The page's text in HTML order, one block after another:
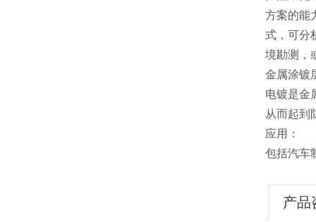
方案的能
式，可分
境勘测，
金属涂镀
电镀是金
从而起到
应用：
包括汽车
产品